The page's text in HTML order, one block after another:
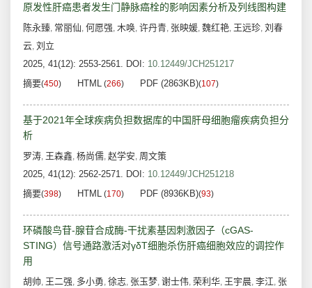
原发性肝癌患者发生门静脉癌栓的影响因素分析及列线图构建
陈永臻, 常丽仙, 何愿强, 木唤, 许丹青, 张映媛, 魏红艳, 王远珍, 刘春
云, 刘立
2025, 41(12): 2553-2561. DOI: 10.12449/JCH251217
摘要(450) HTML (266) PDF (2863KB)(107)
基于2021年全球疾病负担数据库的中国肝母细胞瘤疾病负担分
析
罗涛, 王森鑫, 杨尚儒, 赵学安, 周文策
2025, 41(12): 2562-2571. DOI: 10.12449/JCH251218
摘要(398) HTML (170) PDF (8936KB)(93)
环磷酸鸟苷-腺苷合成酶-干扰素基因刺激因子（cGAS-
STING）信号通路激活对γδT细胞杀伤肝癌细胞效应的调控作
用
胡帅, 王二强, 多小勇, 徐志, 张玉梦, 谢士伟, 荣利华, 王宇晨, 李江, 张